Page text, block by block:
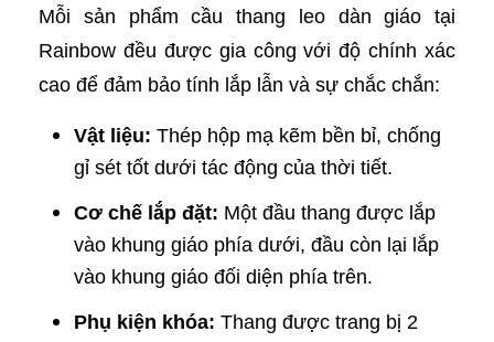
Mỗi sản phẩm cầu thang leo dàn giáo tại
Rainbow đều được gia công với độ chính xác
cao để đảm bảo tính lắp lẫn và sự chắc chắn:
Vật liệu: Thép hộp mạ kẽm bền bỉ, chống
gỉ sét tốt dưới tác động của thời tiết.
Cơ chế lắp đặt: Một đầu thang được lắp
vào khung giáo phía dưới, đầu còn lại lắp
vào khung giáo đối diện phía trên.
Phụ kiện khóa: Thang được trang bị 2